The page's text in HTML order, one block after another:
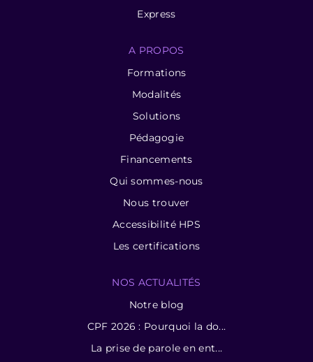
Express
A PROPOS
Formations
Modalités
Solutions
Pédagogie
Financements
Qui sommes-nous
Nous trouver
Accessibilité HPS
Les certifications
NOS ACTUALITÉS
Notre blog
CPF 2026 : Pourquoi la do...
La prise de parole en ent...